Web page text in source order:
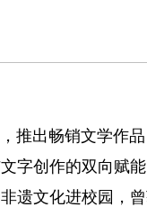
出畅销文学作品
字创作的双向赋
遗文化进校园，